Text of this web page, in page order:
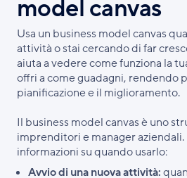
model canvas
Usa un business model canvas
attività o stai cercando di far
aiuta a vedere come funziona la
offri a come guadagni, rendendo
pianificazione e il miglioramento.
Il business model canvas è uno
imprenditori e manager
informazioni su quando usarlo:
Avvio di una nuova attività: